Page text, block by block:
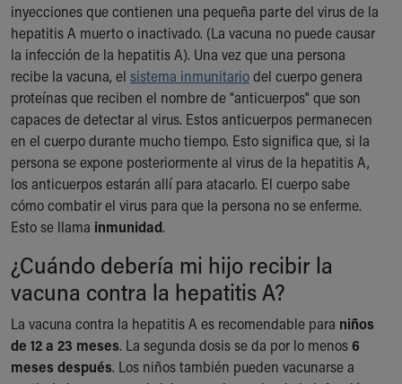
inyecciones que contienen una pequeña parte del virus de la
hepatitis A muerto o inactivado. (La vacuna no puede causar
la infección de la hepatitis A). Una vez que una persona
recibe la vacuna, el sistema inmunitariodel cuerpo genera
proteínas que reciben el nombre de "anticuerpos" que son
capaces de detectar al virus. Estos anticuerpos permanecen
en el cuerpo durante mucho tiempo. Esto significa que, si la
persona se expone posteriormente al virus de la hepatitis A,
los anticuerpos estarán allí para atacarlo. El cuerpo sabe
cómo combatir el virus para que la persona no se enferme.
Esto se llama inmunidad.
¿Cuándo debería mi hijo recibir la
vacuna contra la hepatitis A?
La vacuna contra la hepatitis A es recomendable para niños
de 12 a 23 meses. La segunda dosis se da por lo menos6
meses después. Los niños también pueden vacunarse a